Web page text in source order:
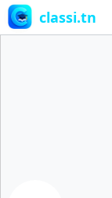
classi.tn